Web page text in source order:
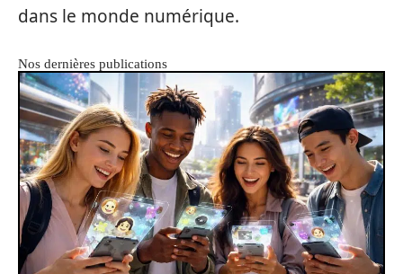
dans le monde numérique.
Nos dernières publications